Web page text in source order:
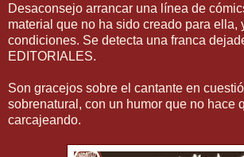
Desaconsejo arrancar una línea de
material que no ha sido creado para ella,
condiciones. Se detecta una franca
EDITORIALES.
Son gracejos sobre el cantante en
sobrenatural, con un humor que no hace
carcajeando.